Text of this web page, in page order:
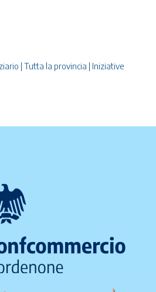
| Tutta la provincia | Iniziative